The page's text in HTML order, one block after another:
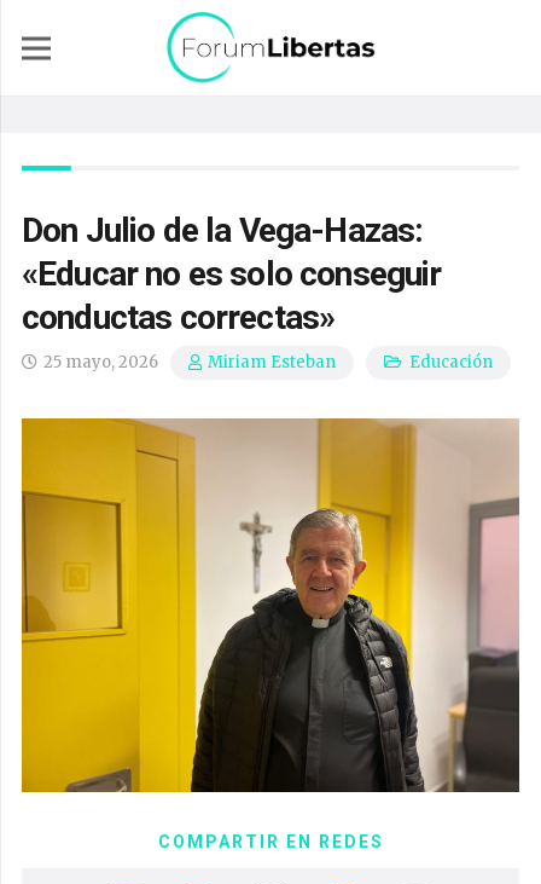
Don Julio de la Vega-Hazas:
«Educar no es solo conseguir
conductas correctas»
25 mayo, 2026 Miriam Esteban Educación
COMPARTIR EN REDES